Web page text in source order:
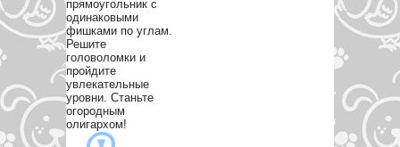
прямоугольник с
одинаковыми
фишками по углам.
Решите
головоломки и
пройдите
увлекательные
уровни. Станьте
огородным
олигархом!